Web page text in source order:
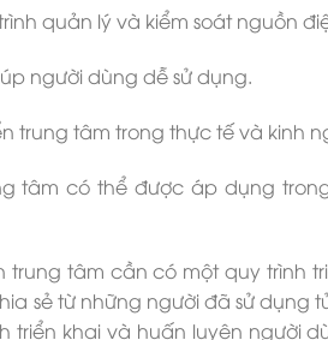
quản lý và kiểm soát nguồn
người dùng dễ sử dụng.
trung tâm trong thực tế và kinh
tâm có thể được áp dụng
trung tâm cần có một quy trình
sẻ từ những người đã sử
triển khai và huấn luyện người